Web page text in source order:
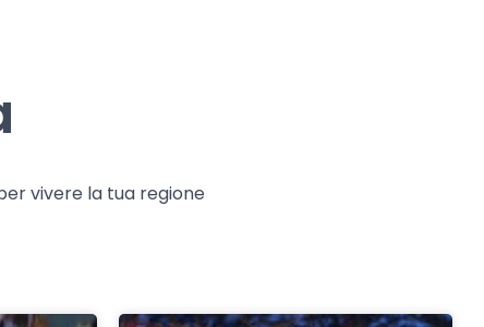
vivere la tua regione